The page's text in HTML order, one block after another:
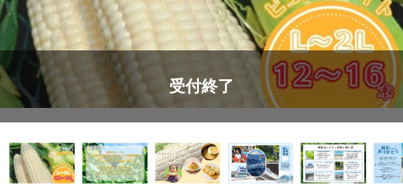
受付終了